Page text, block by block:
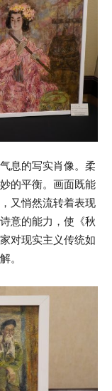
息的写实肖像。柔
的平衡。画面既能
又悄然流转着表现
意的能力，使《秋
对现实主义传统如
。